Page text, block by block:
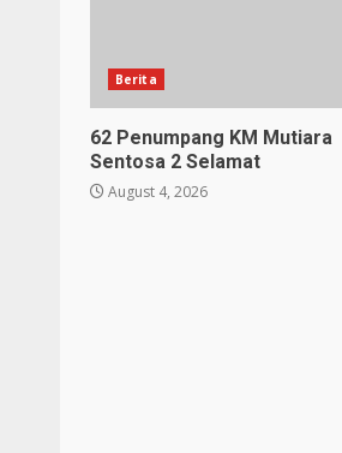
Berita
62 Penumpang KM Mutiara
Sentosa 2 Selamat
August 4, 2026